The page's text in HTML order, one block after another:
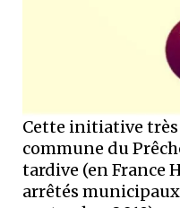
Cette initiative très
commune du
tardive (en France
arrêtés